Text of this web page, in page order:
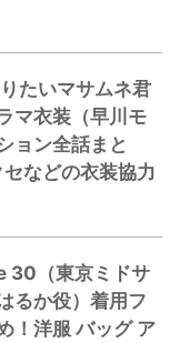
たいマサムネ君
マ衣装（早川モ
ョン全話まと
などの衣装協力
30（東京ミドサ
るか役）着用フ
！洋服 バッグ ア